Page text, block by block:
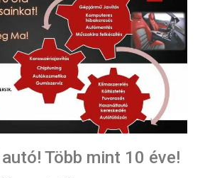
Több mint 10 éve!